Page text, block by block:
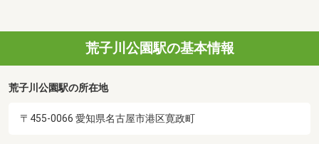
荒子川公園駅の基本情報
荒子川公園駅の所在地
〒455-0066 愛知県名古屋市港区寛政町